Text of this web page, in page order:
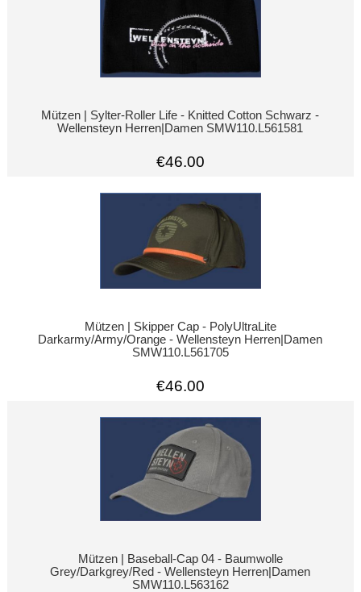
Mützen | Sylter-Roller Life - Knitted Cotton Schwarz -
Wellensteyn Herren|Damen SMW110.L561581
€46.00
Mützen | Skipper Cap - PolyUltraLite
Darkarmy/Army/Orange - Wellensteyn Herren|Damen
SMW110.L561705
€46.00
Mützen | Baseball-Cap 04 - Baumwolle
Grey/Darkgrey/Red - Wellensteyn Herren|Damen
SMW110.L563162